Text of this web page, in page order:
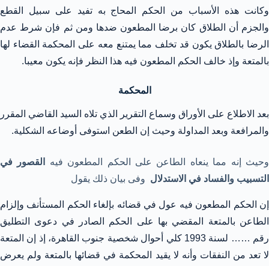
وكانت هذه الأسباب من الحكم المحاج به تفيد على سبيل القطع
والجزم أن الطلاق كان برضا المطعون ضدها ومن ثم فإن شرط عدم
الرضا بالطلاق يكون قد تخلف مما يمتنع معه على المحكمة القضاء لها
بالمتعة وإذ خالف الحكم المطعون فيه هذا النظر فإنه يكون معيبا.
المحكمة
بعد الاطلاع على الأوراق وسماع التقرير الذي تلاه السيد القاضي المقرر
والمرافعة وبعد المداولة وحيث إن الطعن استوفى أوضاعه الشكلية.
وحيث إنه مما ينعاه الطاعن على الحكم المطعون فيه
القصور في
التسبيب والفساد في الاستدلال وفى بيان ذلك يقول
إن الحكم المطعون فيه عول في قضائه بإلغاء الحكم المستأنف وإلزام
الطاعن بالمتعة المقضي بها على الحكم الصادر في دعوى التطليق
رقم …… لسنة 1993 كلي أحوال شخصية جنوب القاهرة، إذ إن المتعة
لا تعد من النفقات وأنه لا يقيد المحكمة في قضائها بالمتعة ولم يعرض